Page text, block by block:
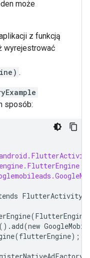
może
z funkcją
wyrejestrować
.
sposób:
FlutterActivity
(FlutterEngine
() .add(new
(flutterEngine);